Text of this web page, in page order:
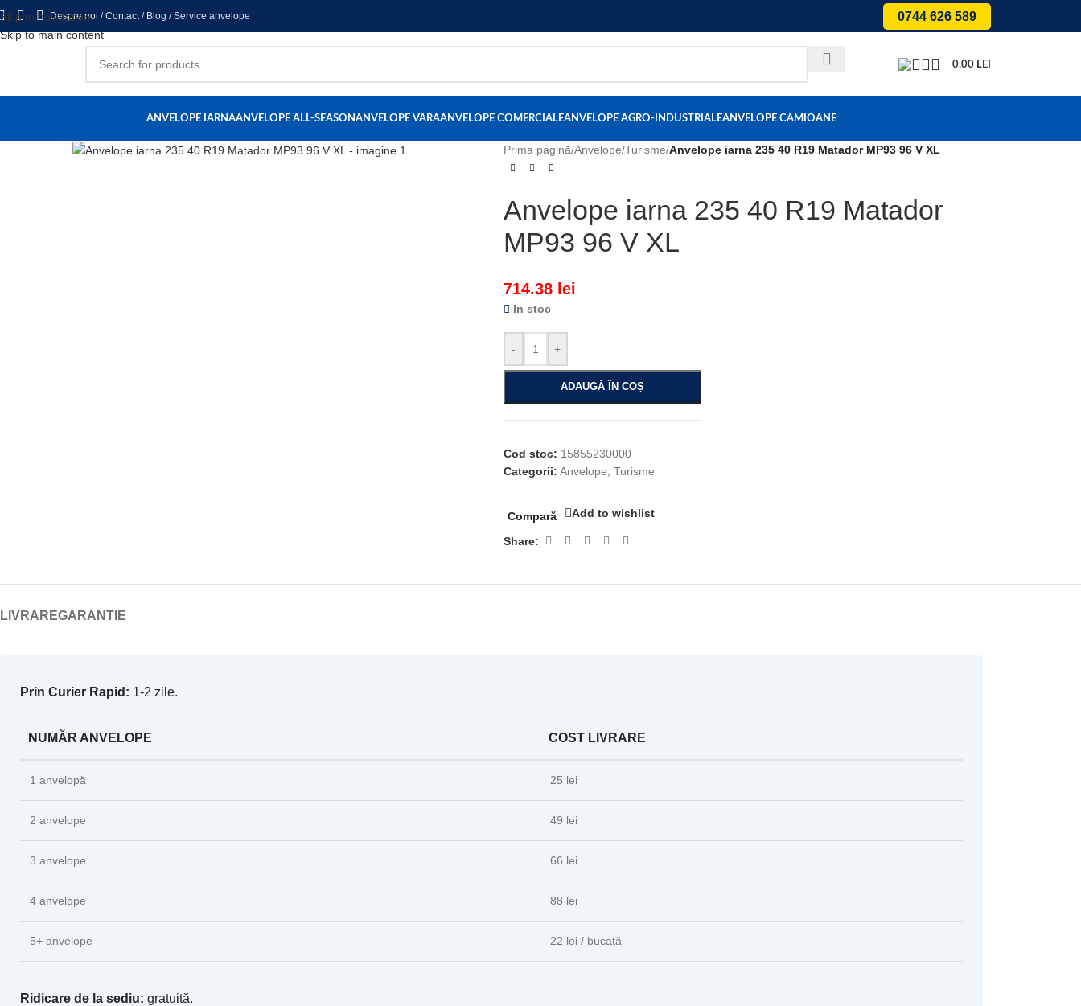
Skip to navigation
Skip to main content
Despre noi /Contact/ Blog /Service anvelope 0744 626 589
0.00 LEI
ANVELOPE IARNAANVELOPE ALL-SEASONANVELOPE VARAANVELOPE COMERCIALEANVELOPE AGRO-INDUSTRIALEANVELOPE CAMIOANE
Prima pagină/Anvelope/Turisme/Anvelope iarna 235 40 R19 Matador MP93 96 V XL
Anvelope iarna 235 40 R19 Matador
MP93 96 V XL
714.38 lei
In stoc
- +
ADAUGĂ ÎN COȘ
Cod stoc: 15855230000
Categorii: Anvelope Turisme
Compară Add to wishlist
Share:
LIVRAREGARANTIE
Prin Curier Rapid: 1-2 zile.
NUMĂR ANVELOPE COST LIVRARE
1 anvelopă 25 lei
2 anvelope 49 lei
3 anvelope 66 lei
4 anvelope 88 lei
5+ anvelope 22 lei / bucată
Ridicare de la sediu: gratuită.